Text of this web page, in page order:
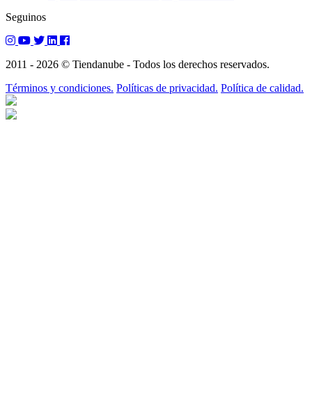
Seguinos
2011 - 2026 © Tiendanube - Todos los derechos reservados.
Términos y condiciones. Políticas de privacidad. Política de calidad.